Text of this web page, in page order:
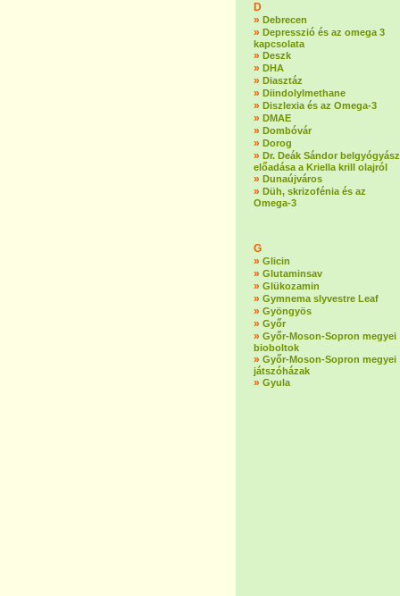
D
» Debrecen
» Depresszió és az omega 3
kapcsolata
» Deszk
» DHA
» Diasztáz
» Diindolylmethane
» Diszlexia és az Omega-3
» DMAE
» Dombóvár
» Dorog
» Dr. Deák Sándor belgyógyász
előadása a Kriella krill olajról
» Dunaújváros
» Düh, skrizofénia és az
Omega-3
G
» Glicin
» Glutaminsav
» Glükozamin
» Gymnema slyvestre Leaf
» Gyöngyös
» Győr
» Győr-Moson-Sopron megyei
bioboltok
» Győr-Moson-Sopron megyei
játszóházak
» Gyula